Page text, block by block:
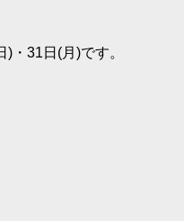
・31日(月)です。